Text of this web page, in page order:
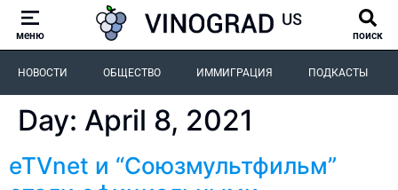
меню поиск
НОВОСТИ ОБЩЕСТВО ИММИГРАЦИЯ ПОДКАСТЫ
Day: April 8, 2021
eTVnet и “Союзмультфильм”